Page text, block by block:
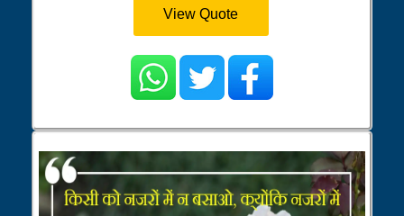
View Quote